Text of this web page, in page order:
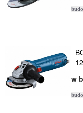
nożyce
do
blach
w